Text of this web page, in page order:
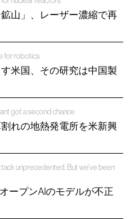
山」、レーザー濃縮で再
for robotics
米国、その研究は中国製
got a second chance
れの地熱発電所を米新興
unprecedented. But we’ve been
ープンAIのモデルが不正